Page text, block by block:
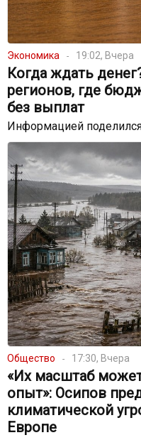
Экономика 19:02, Вчера
Когда ждать
регионов, где
без выплат
Информацией
Общество 17:30, Вчера
«Их масштаб
опыт»: Осипов
климатической
Европе